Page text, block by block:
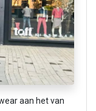
aan het van